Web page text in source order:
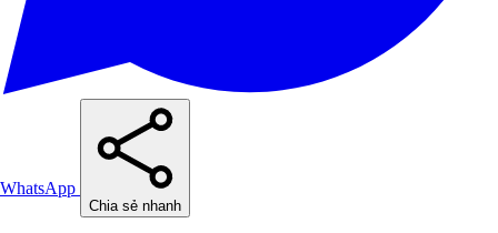
WhatsApp
Chia sẻ nhanh